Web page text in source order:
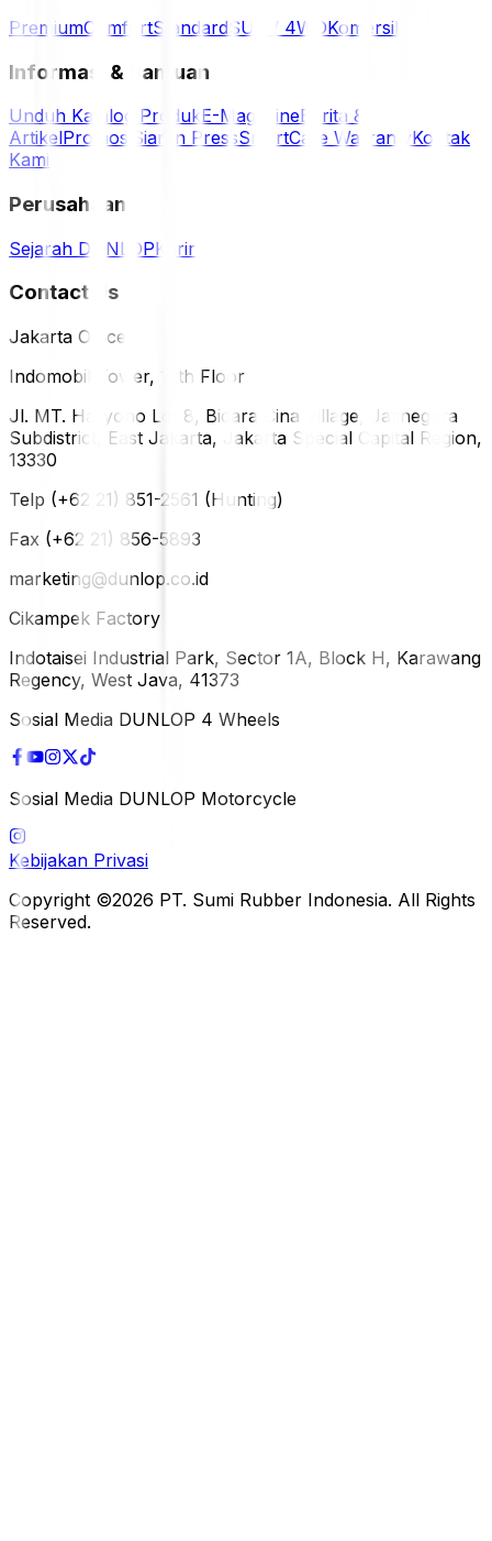
PremiumComfortStandard SUV / 4WDKomersil
Informasi & Bantuan
Unduh Katalog ProdukE-MagazineBerita &
ArtikelPromosi Siaran PressSmartCare WarrantyKontak
Kami
Perusahaan
Sejarah DUNLOPKarir
Contact Us
Jakarta Office
Indomobil Tower, 12th Floor
Jl. MT. Haryono Lot 8, Bidara Cina Village, Jatinegara
Subdistrict, East Jakarta, Jakarta Special Capital Region,
13330
Telp (+62 21) 851-2561 (Hunting)
Fax (+62 21) 856-5893
marketing@dunlop.co.id
Cikampek Factory
Indotaisei Industrial Park, Sector 1A, Block H, Karawang
Regency, West Java, 41373
Sosial Media DUNLOP 4 Wheels
Sosial Media DUNLOP Motorcycle
Kebijakan Privasi
Copyright ©2026 PT. Sumi Rubber Indonesia. All Rights
Reserved.